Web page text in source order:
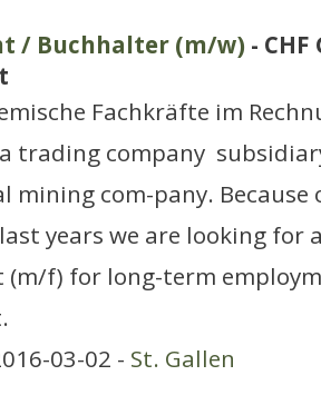
/ Buchhalter (m/w) -
Fachkräfte im
a trading company 
mining com-pany.
years we are looking for
(m/f) for long-term
03-02 - St. Gallen